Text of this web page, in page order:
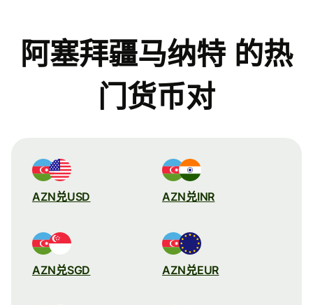
阿塞拜疆马纳特 的热
门货币对
AZN兑USD AZN兑INR
AZN兑SGD AZN兑EUR